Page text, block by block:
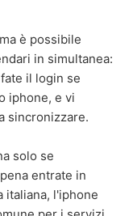
è possibile
in simultanea:
il login se
iphone, e vi
sincronizzare.
solo se
entrate in
italiana, l'iphone